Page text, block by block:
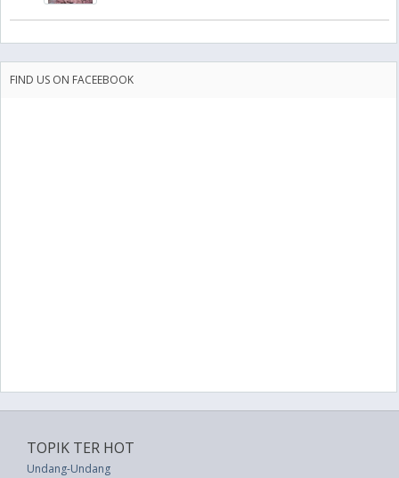
FIND US ON FACEEBOOK
TOPIK TER HOT
Undang-Undang